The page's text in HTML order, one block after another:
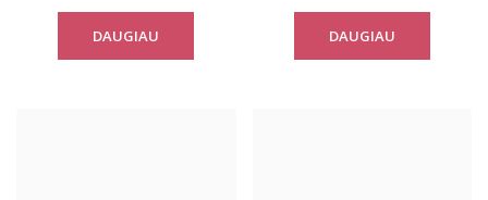
DAUGIAU DAUGIAU